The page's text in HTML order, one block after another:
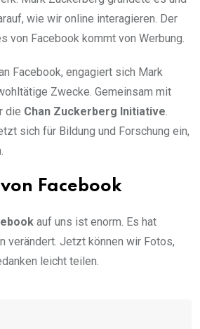
wie wir online interagieren. Der
von Facebook kommt von Werbung.
Facebook, engagiert sich Mark
Zwecke. Gemeinsam mit
die Chan Zuckerberg Initiative.
sich für Bildung und Forschung ein,
Facebook
auf uns ist enorm. Es hat
verändert. Jetzt können wir Fotos,
leicht teilen.